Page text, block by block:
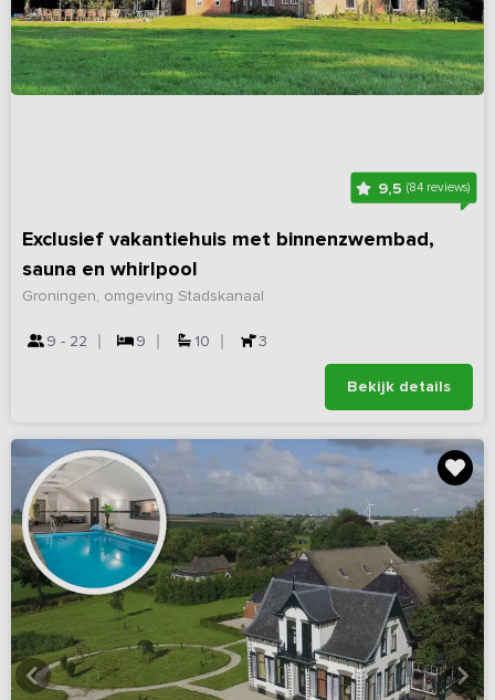
9,5(84 reviews)
Exclusief vakantiehuis met binnenzwembad,
sauna en whirlpool
Groningen, omgeving Stadskanaal
9 - 22 9 10 3
Bekijk details